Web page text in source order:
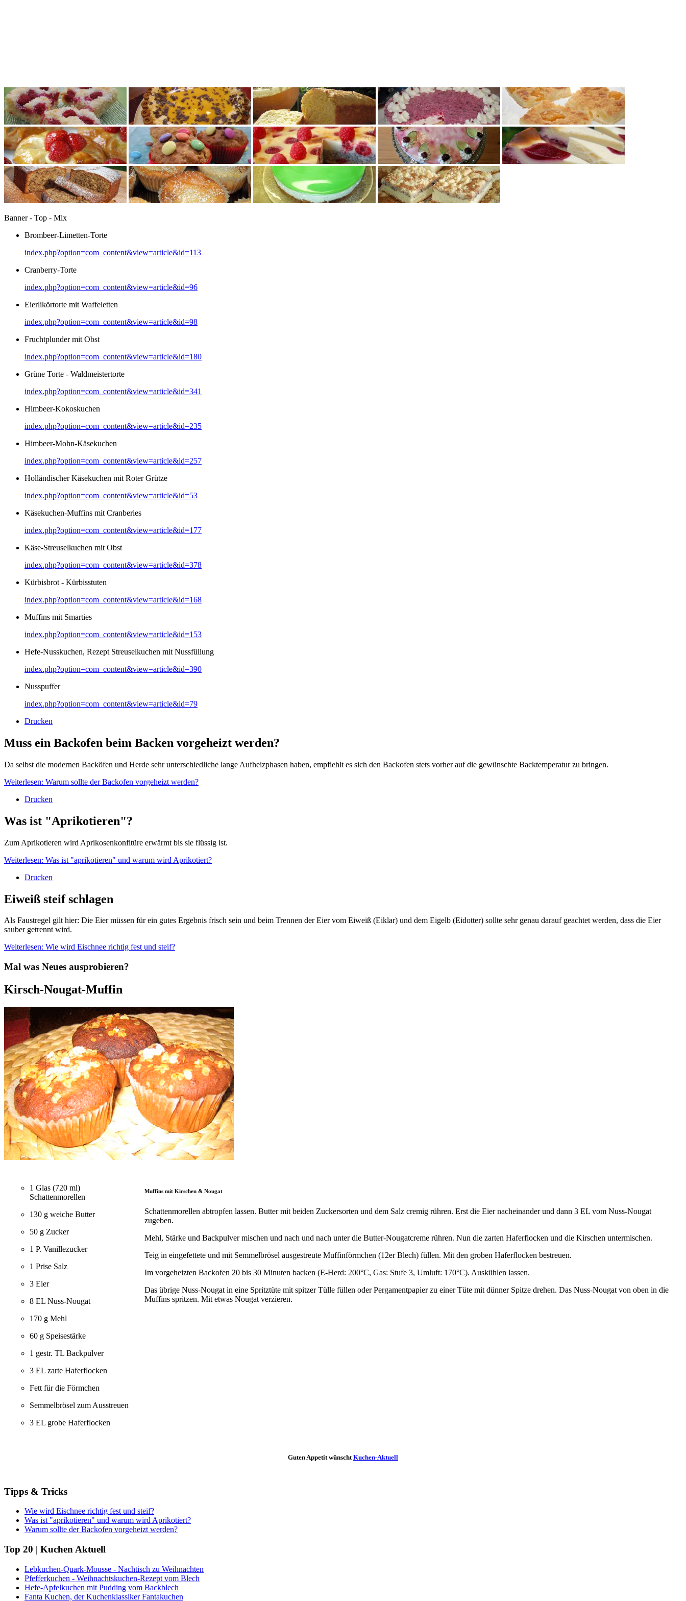
Banner - Top - Mix
Brombeer-Limetten-Torte
index.php?option=com_content&view=article&id=113
Cranberry-Torte
index.php?option=com_content&view=article&id=96
Eierlikörtorte mit Waffeletten
index.php?option=com_content&view=article&id=98
Fruchtplunder mit Obst
index.php?option=com_content&view=article&id=180
Grüne Torte - Waldmeistertorte
index.php?option=com_content&view=article&id=341
Himbeer-Kokoskuchen
index.php?option=com_content&view=article&id=235
Himbeer-Mohn-Käsekuchen
index.php?option=com_content&view=article&id=257
Holländischer Käsekuchen mit Roter Grütze
index.php?option=com_content&view=article&id=53
Käsekuchen-Muffins mit Cranberies
index.php?option=com_content&view=article&id=177
Käse-Streuselkuchen mit Obst
index.php?option=com_content&view=article&id=378
Kürbisbrot - Kürbisstuten
index.php?option=com_content&view=article&id=168
Muffins mit Smarties
index.php?option=com_content&view=article&id=153
Hefe-Nusskuchen, Rezept Streuselkuchen mit Nussfüllung
index.php?option=com_content&view=article&id=390
Nusspuffer
index.php?option=com_content&view=article&id=79
Drucken
Muss ein Backofen beim Backen vorgeheizt werden?
Da selbst die modernen Backöfen und Herde sehr unterschiedliche lange Aufheizphasen haben, empfiehlt es sich den Backofen stets vorher auf die gewünschte Backtemperatur zu bringen.
Weiterlesen: Warum sollte der Backofen vorgeheizt werden?
Drucken
Was ist "Aprikotieren"?
Zum Aprikotieren wird Aprikosenkonfitüre erwärmt bis sie flüssig ist.
Weiterlesen: Was ist "aprikotieren" und warum wird Aprikotiert?
Drucken
Eiweiß steif schlagen
Als Faustregel gilt hier: Die Eier müssen für ein gutes Ergebnis frisch sein und beim Trennen der Eier vom Eiweiß (Eiklar) und dem Eigelb (Eidotter) sollte sehr genau darauf geachtet werden, dass die Eier
sauber getrennt wird.
Weiterlesen: Wie wird Eischnee richtig fest und steif?
Mal was Neues ausprobieren?
Kirsch-Nougat-Muffin
1 Glas (720 ml)
Schattenmorellen
130 g weiche Butter
50 g Zucker
1 P. Vanillezucker
1 Prise Salz
3 Eier
8 EL Nuss-Nougat
170 g Mehl
60 g Speisestärke
1 gestr. TL Backpulver
3 EL zarte Haferflocken
Fett für die Förmchen
Semmelbrösel zum Ausstreuen
3 EL grobe Haferflocken
Muffins mit Kirschen & Nougat
Schattenmorellen abtropfen lassen. Butter mit beiden Zuckersorten und dem Salz cremig rühren. Erst die Eier nacheinander und dann 3 EL vom Nuss-Nougat
zugeben.
Mehl, Stärke und Backpulver mischen und nach und nach unter die Butter-Nougatcreme rühren. Nun die zarten Haferflocken und die Kirschen untermischen.
Teig in eingefettete und mit Semmelbrösel ausgestreute Muffinförmchen (12er Blech) füllen. Mit den groben Haferflocken bestreuen.
Im vorgeheizten Backofen 20 bis 30 Minuten backen (E-Herd: 200°C, Gas: Stufe 3, Umluft: 170°C). Auskühlen lassen.
Das übrige Nuss-Nougat in eine Spritztüte mit spitzer Tülle füllen oder Pergamentpapier zu einer Tüte mit dünner Spitze drehen. Das Nuss-Nougat von oben in die
Muffins spritzen. Mit etwas Nougat verzieren.
Guten Appetit wünschtKuchen-Aktuell
Tipps & Tricks
Wie wird Eischnee richtig fest und steif?
Was ist "aprikotieren" und warum wird Aprikotiert?
Warum sollte der Backofen vorgeheizt werden?
Top 20 | Kuchen Aktuell
Lebkuchen-Quark-Mousse - Nachtisch zu Weihnachten
Pfefferkuchen - Weihnachtskuchen-Rezept vom Blech
Hefe-Apfelkuchen mit Pudding vom Backblech
Fanta Kuchen, der Kuchenklassiker Fantakuchen